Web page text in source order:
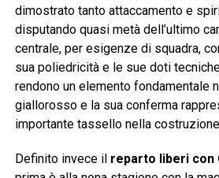
dimostrato tanto attaccamento e
disputando quasi metà dell’ultimo
centrale, per esigenze di squadra,
sua poliedricità e le sue doti
rendono un elemento fondamentale
giallorosso e la sua conferma
importante tassello nella
Definito invece il reparto liberi con